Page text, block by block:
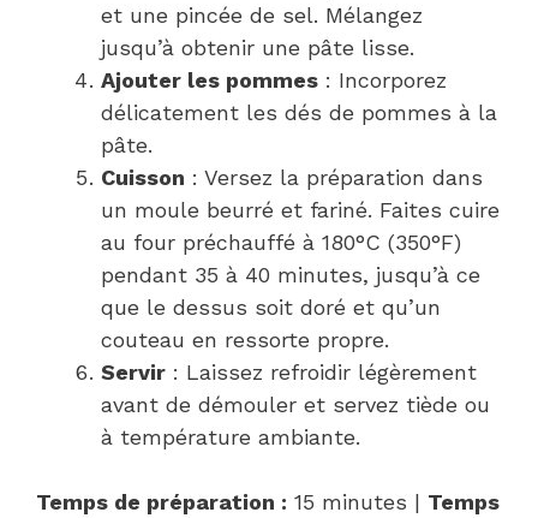
et une pincée de sel. Mélangez
jusqu’à obtenir une pâte lisse.
Ajouter les pommes : Incorporez
délicatement les dés de pommes à la
pâte.
Cuisson : Versez la préparation dans
un moule beurré et fariné. Faites cuire
au four préchauffé à 180°C (350°F)
pendant 35 à 40 minutes, jusqu’à ce
que le dessus soit doré et qu’un
couteau en ressorte propre.
Servir : Laissez refroidir légèrement
avant de démouler et servez tiède ou
à température ambiante.
Temps de préparation : 15 minutes | Temps